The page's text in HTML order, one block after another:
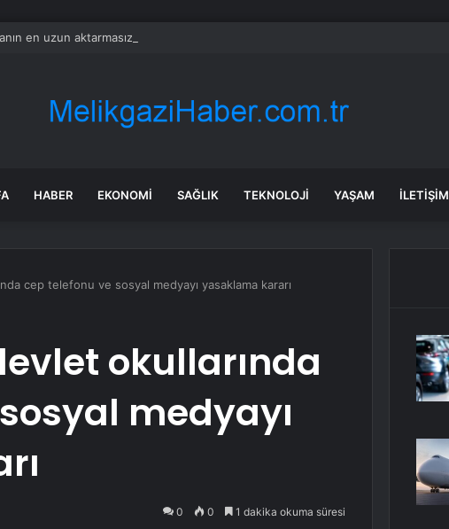
en uzun aktarmasız uçuşunda tarihi rekor: 24 saatten fazla havada kaldılar
HABER EKONOMI SAĞLIK TEKNOLOJI YAŞAM İLETIŞIM
cep telefonu ve sosyal medyayı yasaklama kararı
okullarında
medyayı
0 0 1 dakika okuma süresi